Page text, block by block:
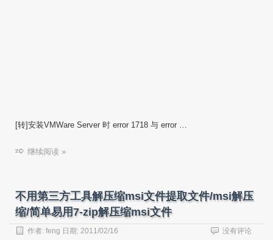
[转]安装VMWare Server 时 error 1718 与 error …
继续阅读 »
不用第三方工具解压缩msi文件提取文件/msi解压
缩/简单易用7-zip解压缩msi文件
作者: feng 日期: 2011/02/16 没有评论